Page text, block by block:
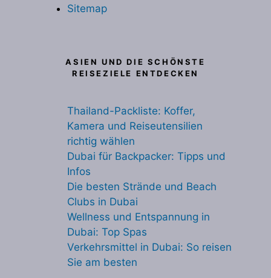
Sitemap
ASIEN UND DIE SCHÖNSTE
REISEZIELE ENTDECKEN
Thailand-Packliste: Koffer,
Kamera und Reiseutensilien
richtig wählen
Dubai für Backpacker: Tipps und
Infos
Die besten Strände und Beach
Clubs in Dubai
Wellness und Entspannung in
Dubai: Top Spas
Verkehrsmittel in Dubai: So reisen
Sie am besten